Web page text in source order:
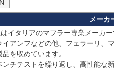
イタリアのマフラー専業メーカ
イアンフなどの他、フェラーリ、
品を収めています。
ンチテストを繰り返し、高性能な